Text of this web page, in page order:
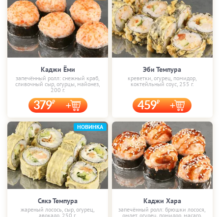
Каджи Ёми
запечённый ролл: снежный краб,
сливочный сыр, огурцы, майонез,
200 г.
379
Эби Темпура
креветки, огурец, помидор,
коктейльный соус, 255 г.
459
Сякэ Темпура
жареный лосось, сыр, огурец,
авокадо, 250 г.
НОВИНКА
Каджи Хара
запечённый ролл: брюшки лосося,
омлет, огурец, помидор, масаго,